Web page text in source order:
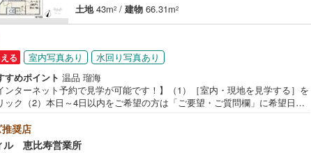
土地43m2 / 建物 66.31m2
る 室内写真あり
水回り写真あり
すめポイント 温品 瑠海
ンターネット予約で見学が可能です！】（1）［室内・現地を見学する］を
ック（2）本日～4日以内をご希望の方は「ご要望・ご質問欄」に希望日時
夜間も対応しております！【個人事業主の方や会社経営者の方など住宅ロ
にお困りの方】弊社には専属のファイナンシャルプランナーがいるためご
奨店
ル 恵比寿営業所
線(0) 都電荒川線
ール(0) 埼玉高速鉄道
能（0）
機あり（2 ）
インクローゼット